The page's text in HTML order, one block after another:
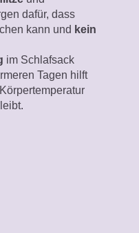
dafür, dass
kann und kein
im Schlafsack
Tagen hilft